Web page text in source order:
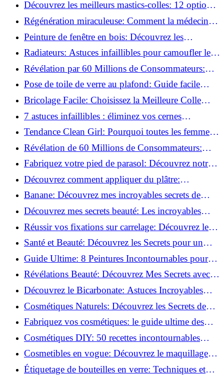
Découvrez les meilleurs mastics-colles: 12 options
dès 6,70 €!
Régénération miraculeuse: Comment la médecine
régénérative peut restaurer votre confiance!
Peinture de fenêtre en bois: Découvrez les
techniques infaillibles pour un résultat parfait!
Radiateurs: Astuces infaillibles pour camoufler les
tuyaux apparents!
Révélation par 60 Millions de Consommateurs:
Découvrez le sérum anti-rides numéro un!
Pose de toile de verre au plafond: Guide facile
pour débutants!
Bricolage Facile: Choisissez la Meilleure Colle
pour Chaque Matériau!
7 astuces infaillibles : éliminez vos cernes
rapidement !
Tendance Clean Girl: Pourquoi toutes les femmes
l'adoptent?
Révélation de 60 Millions de Consommateurs:
Découvrez le meilleur fond de teint pour votre
peau!
Fabriquez votre pied de parasol: Découvrez notre
tutoriel facile !
Découvrez comment appliquer du plâtre:
Techniques pour un mur intérieur parfait!
Banane: Découvrez mes incroyables secrets de
beauté!
Découvrez mes secrets beauté: Les incroyables
vertus du curcuma!
Réussir vos fixations sur carrelage: Découvrez les
astuces infaillibles !
Santé et Beauté: Découvrez les Secrets pour un
Bien-être Optimal!
Guide Ultime: 8 Peintures Incontournables pour
Bois Extérieurs!
Révélations Beauté: Découvrez Mes Secrets avec le
Thé Vert Matcha!
Découvrez le Bicarbonate: Astuces Incroyables
pour Votre Quotidien!
Cosmétiques Naturels: Découvrez les Secrets de
Beauté Éco-responsables!
Fabriquez vos cosmétiques: le guide ultime des
produits de beauté maison!
Cosmétiques DIY: 50 recettes incontournables
pour sublimer votre beauté naturelle!
Cosmetibles en vogue: Découvrez le maquillage
100% comestible!
Étiquetage de bouteilles en verre: Techniques et